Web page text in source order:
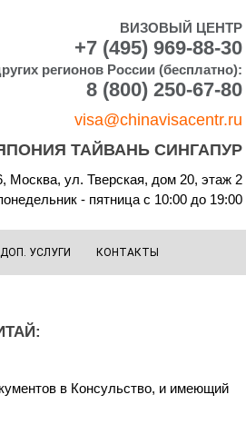
ВИЗОВЫЙ ЦЕНТР
+7 (495) 969-88-30
регионов России (бесплатно):
8 (800) 250-67-80
visa@chinavisacentr.ru
ТАЙВАНЬ СИНГАПУР
Москва, ул. Тверская, дом 20, этаж 2
- пятница с 10:00 до 19:00
ДОП. УСЛУГИ КОНТАКТЫ
в Консульство, и имеющий